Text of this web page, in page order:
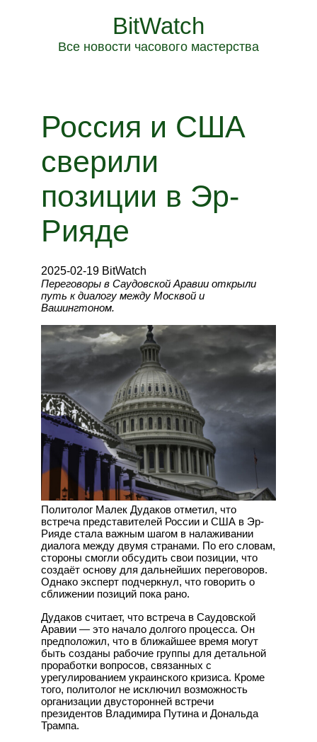
BitWatch
Все новости часового мастерства
Россия и США
сверили
позиции в Эр-
Рияде
2025-02-19 BitWatch
Переговоры в Саудовской Аравии открыли
путь к диалогу между Москвой и
Вашингтоном.
Политолог Малек Дудаков отметил, что
встреча представителей России и США в Эр-
Рияде стала важным шагом в налаживании
диалога между двумя странами. По его словам,
стороны смогли обсудить свои позиции, что
создаёт основу для дальнейших переговоров.
Однако эксперт подчеркнул, что говорить о
сближении позиций пока рано.
Дудаков считает, что встреча в Саудовской
Аравии — это начало долгого процесса. Он
предположил, что в ближайшее время могут
быть созданы рабочие группы для детальной
проработки вопросов, связанных с
урегулированием украинского кризиса. Кроме
того, политолог не исключил возможность
организации двусторонней встречи
президентов Владимира Путина и Дональда
Трампа.